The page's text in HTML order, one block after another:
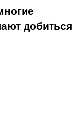
добиться